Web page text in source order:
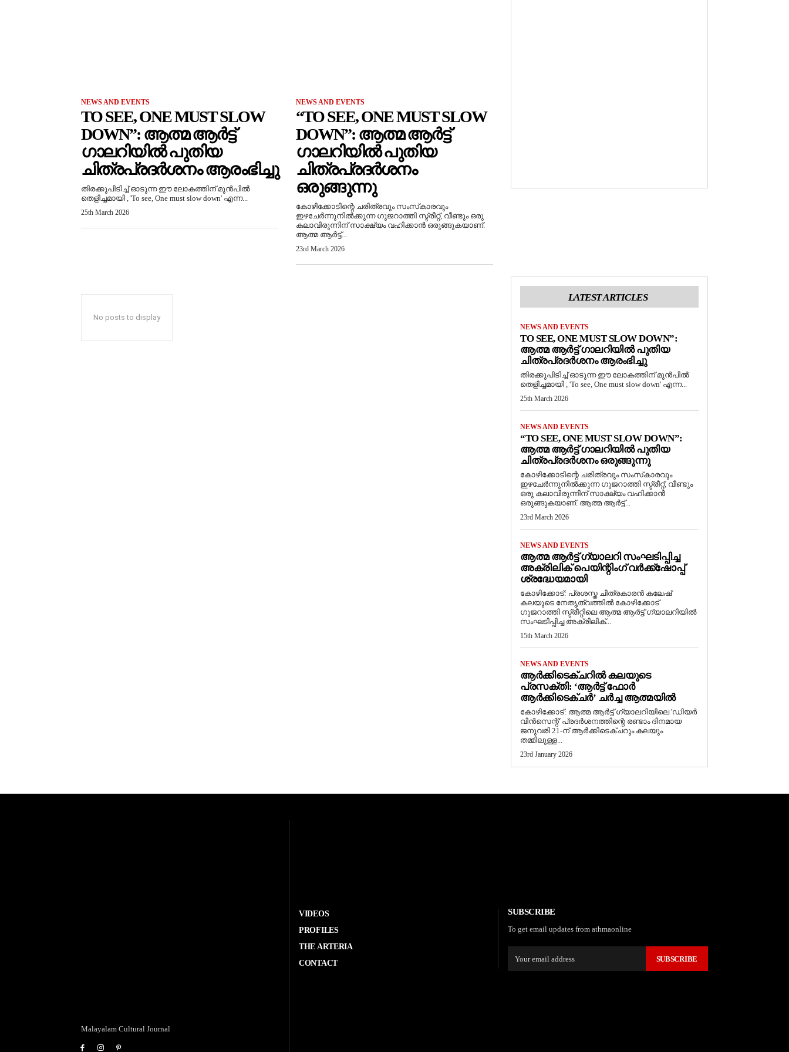
NEWS AND EVENTS
TO SEE, ONE MUST SLOW
DOWN”: ആത്മ ആർട്ട്
ഗാലറിയിൽ പുതിയ
ചിത്രപ്രദർശനം ആരംഭിച്ചു
തിരക്കുപിടിച്ച് ഓടുന്ന ഈ ലോകത്തിന് മുൻപിൽ
തെളിച്ചമായി , 'To see, One must slow down' എന്ന...
25th March 2026
NEWS AND EVENTS
“TO SEE, ONE MUST SLOW
DOWN”: ആത്മ ആർട്ട്
ഗാലറിയിൽ പുതിയ
ചിത്രപ്രദർശനം
ഒരുങ്ങുന്നു
കോഴിക്കോടിന്റെ ചരിത്രവും സംസ്‌കാരവും
ഇഴചേർന്നുനിൽക്കുന്ന ഗുജറാത്തി സ്ട്രീറ്റ്, വീണ്ടും ഒരു
കലാവിരുന്നിന് സാക്ഷ്യം വഹിക്കാൻ ഒരുങ്ങുകയാണ്.
ആത്മ ആർട്ട്...
23rd March 2026
No posts to display
LATEST ARTICLES
NEWS AND EVENTS
TO SEE, ONE MUST SLOW DOWN”:
ആത്മ ആർട്ട് ഗാലറിയിൽ പുതിയ
ചിത്രപ്രദർശനം ആരംഭിച്ചു
തിരക്കുപിടിച്ച് ഓടുന്ന ഈ ലോകത്തിന് മുൻപിൽ
തെളിച്ചമായി , 'To see, One must slow down' എന്ന...
25th March 2026
NEWS AND EVENTS
“TO SEE, ONE MUST SLOW DOWN”:
ആത്മ ആർട്ട് ഗാലറിയിൽ പുതിയ
ചിത്രപ്രദർശനം ഒരുങ്ങുന്നു
കോഴിക്കോടിന്റെ ചരിത്രവും സംസ്‌കാരവും
ഇഴചേർന്നുനിൽക്കുന്ന ഗുജറാത്തി സ്ട്രീറ്റ്, വീണ്ടും
ഒരു കലാവിരുന്നിന് സാക്ഷ്യം വഹിക്കാൻ
ഒരുങ്ങുകയാണ്. ആത്മ ആർട്ട്...
23rd March 2026
NEWS AND EVENTS
ആത്മ ആർട്ട് ഗ്യാലറി സംഘടിപ്പിച്ച
അക്രിലിക് പെയിന്റിംഗ് വർക്ക്‌ഷോപ്പ്
ശ്രദ്ധേയമായി
കോഴിക്കോട്: പ്രശസ്ത ചിത്രകാരൻ കലേഷ്
കലയുടെ നേതൃത്വത്തിൽ കോഴിക്കോട്
ഗുജറാത്തി സ്ട്രീറ്റിലെ ആത്മ ആർട്ട് ഗ്യാലറിയിൽ
സംഘടിപ്പിച്ച അക്രിലിക്...
15th March 2026
NEWS AND EVENTS
ആർക്കിടെക്ചറിൽ കലയുടെ
പ്രസക്തി: ‘ആർട്ട് ഫോർ
ആർക്കിടെക്ചർ’ ചർച്ച ആത്മയിൽ
​കോഴിക്കോട്: ആത്മ ആർട്ട് ഗ്യാലറിയിലെ 'ഡിയർ
വിൻസെന്റ്' പ്രദർശനത്തിന്റെ രണ്ടാം ദിനമായ
ജനുവരി 21-ന് ആർക്കിടെക്ചറും കലയും
തമ്മിലുള്ള...
23rd January 2026
Malayalam Cultural Journal
VIDEOS
PROFILES
THE ARTERIA
CONTACT
SUBSCRIBE
To get email updates from athmaonline
SUBSCRIBE